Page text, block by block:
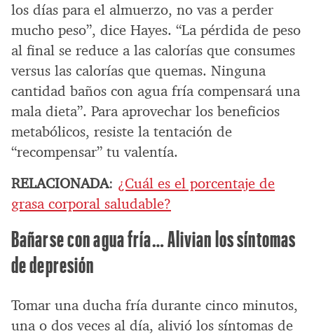
los días para el almuerzo, no vas a perder
mucho peso”, dice Hayes. “La pérdida de peso
al final se reduce a las calorías que consumes
versus las calorías que quemas. Ninguna
cantidad baños con agua fría compensará una
mala dieta”. Para aprovechar los beneficios
metabólicos, resiste la tentación de
“recompensar” tu valentía.
RELACIONADA: ¿Cuál es el porcentaje de
grasa corporal saludable?
Bañarse con agua fría… Alivian los síntomas
de depresión
Tomar una ducha fría durante cinco minutos,
una o dos veces al día, alivió los síntomas de